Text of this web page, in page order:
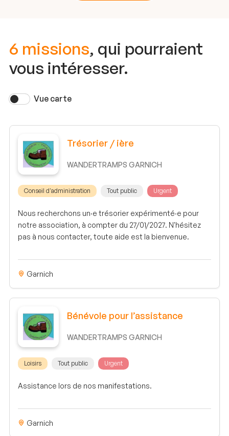
6 missions, qui pourraient
vous intéresser.
Vue carte
Trésorier / ière
WANDERTRAMPS GARNICH
Conseil d'administration Tout public Urgent
Nous recherchons un·e trésorier expérimenté·e pour
notre association, à compter du 27/01/2027. N'hésitez
pas à nous contacter, toute aide est la bienvenue.
Garnich
Bénévole pour l’assistance
WANDERTRAMPS GARNICH
Loisirs Tout public Urgent
Assistance lors de nos manifestations.
Garnich